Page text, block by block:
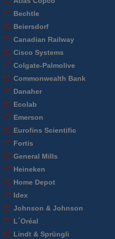
Bechtle
Beiersdorf
Canadian Railway
Cisco Systems
Colgate-Palmolive
Commonwealth Bank
Danaher
Ecolab
Emerson
Eurofins Scientific
Fortis
General Mills
Heineken
Home Depot
Idex
Johnson & Johnson
L´Oréal
Lindt & Sprüngli